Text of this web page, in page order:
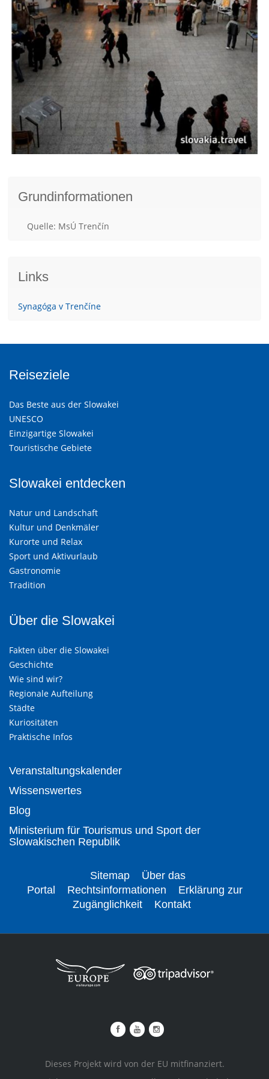
Grundinformationen
Quelle: MsÚ Trenčín
Links
Synagóga v Trenčíne
Reiseziele
Das Beste aus der Slowakei
UNESCO
Einzigartige Slowakei
Touristische Gebiete
Slowakei entdecken
Natur und Landschaft
Kultur und Denkmäler
Kurorte und Relax
Sport und Aktivurlaub
Gastronomie
Tradition
Über die Slowakei
Fakten über die Slowakei
Geschichte
Wie sind wir?
Regionale Aufteilung
Städte
Kuriositäten
Praktische Infos
Veranstaltungskalender
Wissenswertes
Blog
Ministerium für Tourismus und Sport der
Slowakischen Republik
Sitemap
Über das
Portal
Rechtsinformationen
Erklärung zur
Zugänglichkeit
Kontakt
Dieses Projekt wird von der EU mitfinanziert.